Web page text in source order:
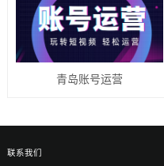
青岛账号运营
联系我们